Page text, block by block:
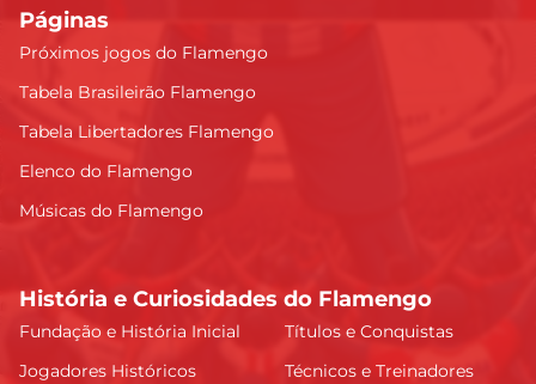
Páginas
Próximos jogos do Flamengo
Tabela Brasileirão Flamengo
Tabela Libertadores Flamengo
Elenco do Flamengo
Músicas do Flamengo
História e Curiosidades do Flamengo
Fundação e História Inicial
Títulos e Conquistas
Jogadores Históricos
Técnicos e Treinadores